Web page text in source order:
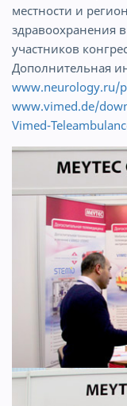
местности и
здравоохранения
участников
Дополнительная
www.neurology.ru/
www.vimed.de/
Vimed-